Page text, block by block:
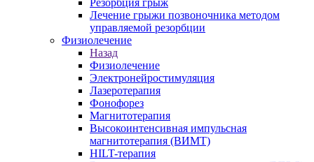
Резорбция грыж
Лечение грыжи позвоночника методом
управляемой резорбции
Физиолечение
Назад
Физиолечение
Электронейростимуляция
Лазеротерапия
Фонофорез
Магнитотерапия
Высокоинтенсивная импульсная
магнитотерапия (ВИМТ)
HILT-терапия